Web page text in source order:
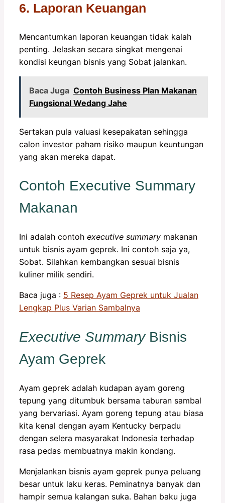
6. Laporan Keuangan
Mencantumkan laporan keuangan tidak kalah
penting. Jelaskan secara singkat mengenai
kondisi keungan bisnis yang Sobat jalankan.
Baca Juga Contoh Business Plan Makanan
Fungsional Wedang Jahe
Sertakan pula valuasi kesepakatan sehingga
calon investor paham risiko maupun keuntungan
yang akan mereka dapat.
Contoh Executive Summary
Makanan
Ini adalah contoh executive summary makanan
untuk bisnis ayam geprek. Ini contoh saja ya,
Sobat. Silahkan kembangkan sesuai bisnis
kuliner milik sendiri.
Baca juga : 5 Resep Ayam Geprek untuk Jualan
Lengkap Plus Varian Sambalnya
Executive SummaryBisnis
Ayam Geprek
Ayam geprek adalah kudapan ayam goreng
tepung yang ditumbuk bersama taburan sambal
yang bervariasi. Ayam goreng tepung atau biasa
kita kenal dengan ayam Kentucky berpadu
dengan selera masyarakat Indonesia terhadap
rasa pedas membuatnya makin kondang.
Menjalankan bisnis ayam geprek punya peluang
besar untuk laku keras. Peminatnya banyak dan
hampir semua kalangan suka. Bahan baku juga